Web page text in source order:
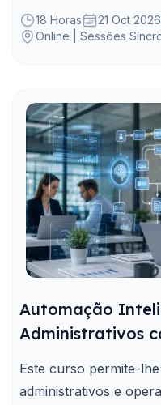
18 Horas 21 Oct 2026
Online | Sessões
Automação
Administrativos
Este curso permite-
administrativos e